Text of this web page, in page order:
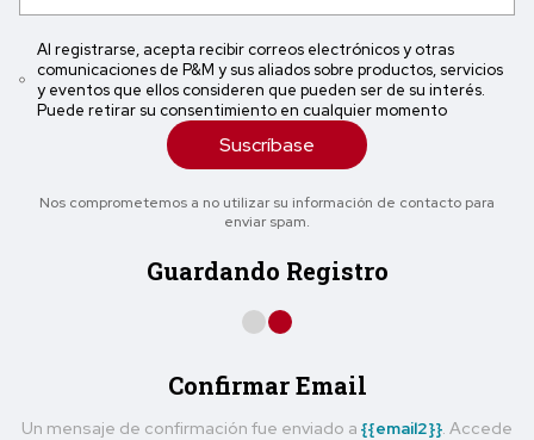
Al registrarse, acepta recibir correos electrónicos y otras
comunicaciones de P&M y sus aliados sobre productos, servicios
y eventos que ellos consideren que pueden ser de su interés.
Puede retirar su consentimiento en cualquier momento
Suscríbase
Nos comprometemos a no utilizar su información de contacto para
enviar spam.
Guardando Registro
Confirmar Email
Un mensaje de confirmación fue enviado a {{email2}} . Accede